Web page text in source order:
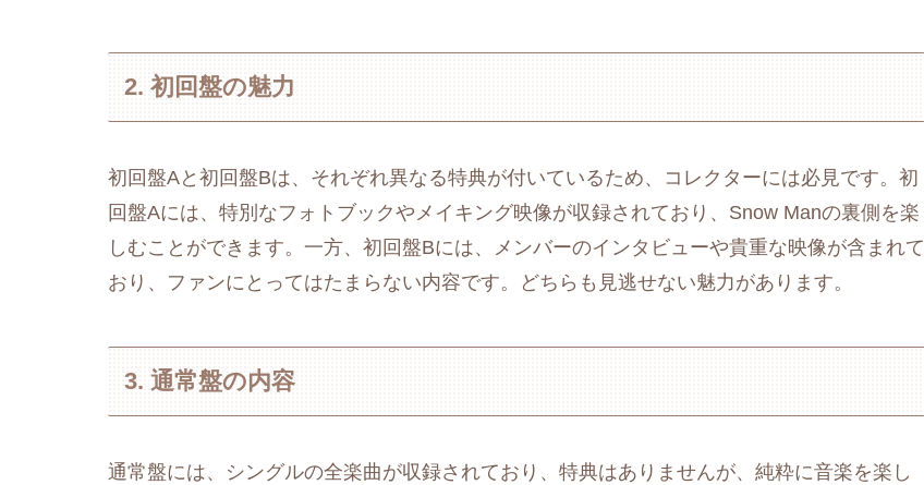
2. 初回盤の魅力
初回盤Aと初回盤Bは、それぞれ異なる特典が付いているため、コレクターには必見です。初
回盤Aには、特別なフォトブックやメイキング映像が収録されており、Snow Manの裏側を楽
しむことができます。一方、初回盤Bには、メンバーのインタビューや貴重な映像が含まれて
おり、ファンにとってはたまらない内容です。どちらも見逃せない魅力があります。
3. 通常盤の内容
通常盤には、シングルの全楽曲が収録されており、特典はありませんが、純粋に音楽を楽し